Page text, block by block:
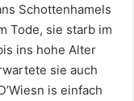
Schottenhamels
Tode, sie starb im
ins hohe Alter
sie auch
is einfach